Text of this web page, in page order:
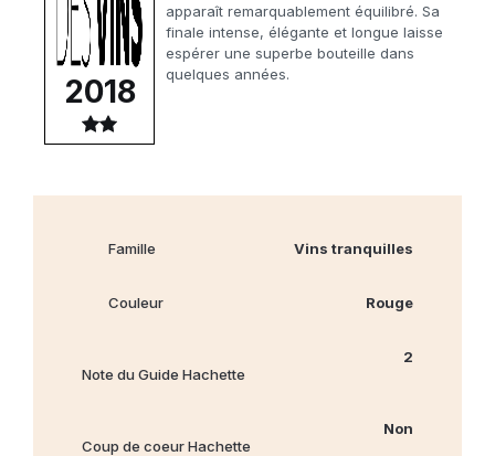
2018
apparaît remarquablement équilibré. Sa
finale intense, élégante et longue laisse
espérer une superbe bouteille dans
quelques années.
Famille Vins tranquilles
Couleur Rouge
Note du Guide Hachette
2
Coup de coeur Hachette
Non